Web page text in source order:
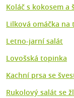
Koláč s kokosem a
Lilková omáčka na
Letno-jarní salát
Lovošská topinka
Kachní prsa se
Rukolový salát se